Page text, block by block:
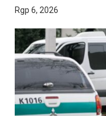
Rgp 6, 2026